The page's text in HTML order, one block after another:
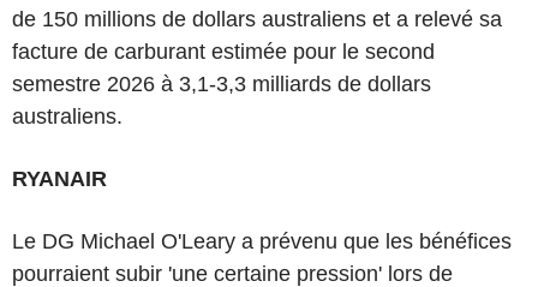
de 150 millions de dollars australiens et a relevé sa
facture de carburant estimée pour le second
semestre 2026 à 3,1-3,3 milliards de dollars
australiens.
RYANAIR
Le DG Michael O'Leary a prévenu que les bénéfices
pourraient subir 'une certaine pression' lors de